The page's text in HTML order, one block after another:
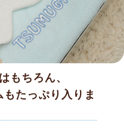
もちろん、
たっぷり入りま